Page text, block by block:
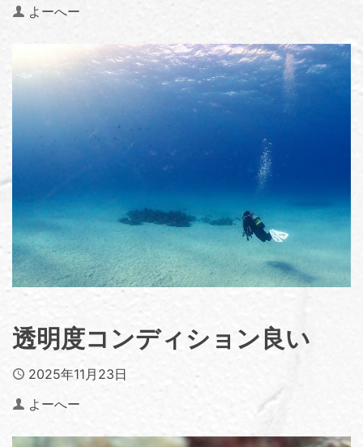
Author
よーへー
透明度コンディション良い
Published
2025年11月23日
Author
よーへー